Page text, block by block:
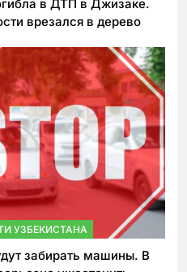
в ДТП в Джизаке.
врезался в дерево
УЗБЕКИСТАНА
забирать машины. В